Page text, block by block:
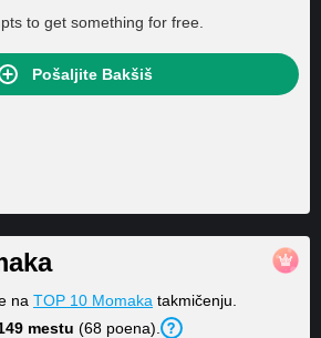
to get something for free.
Pošaljite Bakšiš
na TOP 10 Momaka takmičenju.
mestu (68 poena).